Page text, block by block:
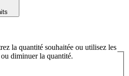
la quantité souhaitée ou utilisez les
diminuer la quantité.